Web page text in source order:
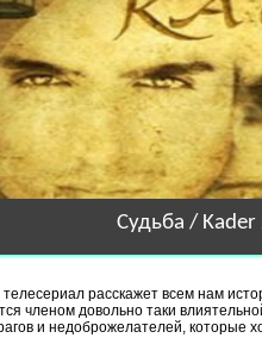
Судьба / Kader
расскажет всем нам
членом довольно таки
и недоброжелателей, которые